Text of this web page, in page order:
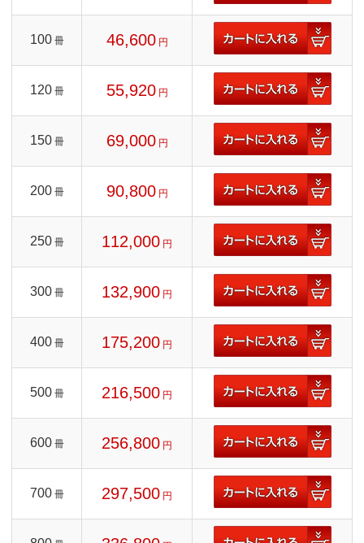
100 冊 46,600 円
120 冊 55,920 円
150 冊 69,000 円
200 冊 90,800 円
250 冊 112,000 円
300 冊 132,900 円
400 冊 175,200 円
500 冊 216,500 円
600 冊 256,800 円
700 冊 297,500 円